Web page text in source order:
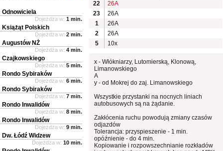
22
26A
23
26A
1
26A
2
26A
5
10x
x - Włókniarzy, Lutomierską, Klonową,
Limanowskiego
A
y - od Mokrej do zaj. Limanowskiego
Wszystkie przystanki na nocnych liniach
autobusowych są na żądanie.
Zakłócenia ruchu powodują zmiany czasów
odjazdów
Tolerancja: przyspieszenie - 1 min.
opóźnienie - do 4 min.
Kopiowanie i rozpowszechnianie rozkładów
Odnowiciela
Dojeżdża w: 1 min.
Książąt Polskich
Dojeżdża w: 2 min.
Augustów NŻ
Dojeżdża w: 4 min.
Czajkowskiego
Dojeżdża w: 5 min.
Rondo Sybiraków
Dojeżdża w: 6 min.
Rondo Sybiraków
Dojeżdża w: 7 min.
Rondo Inwalidów
Dojeżdża w: 8 min.
Rondo Inwalidów
Dojeżdża w: 9 min.
Dw. Łódź Widzew
Dojeżdża w: 10 min.